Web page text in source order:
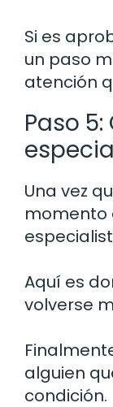
Si es
un paso
atención
Paso
Una vez
momento
Aquí es
volverse
alguien
condición.